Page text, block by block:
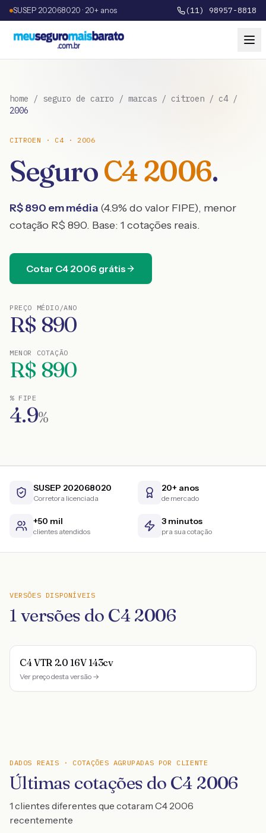
SUSEP 202068020 · 20+ anos (11) 98957-8818
home / seguro de carro / marcas / citroen / c4/
2006
CITROEN · C4· 2006
SeguroC42006.
R$890 em média (4.9% do valor FIPE), menor
cotação R$ 890. Base: 1 cotações reais.
Cotar C4 2006 grátis
PREÇO MÉDIO/ANO
R$ 890
MENOR COTAÇÃO
R$ 890
% FIPE
4.9%
SUSEP 202068020
Corretora licenciada
20+ anos
de mercado
+50 mil
clientes atendidos
3 minutos
pra sua cotação
VERSÕES DISPONÍVEIS
1versões do C42006
C4 VTR 2.0 16V 143cv
Ver preço desta versão →
DADOS REAIS · COTAÇÕES AGRUPADAS POR CLIENTE
Últimas cotações do C4 2006
1 clientes diferentes que cotaram C4 2006
recentemente